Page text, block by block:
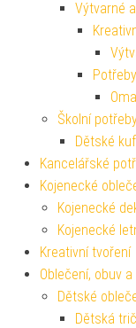
Výtvarné
Školní
Dětské
Kancelářské
Kojenecké
Kojenecké
Kojenecké
Kreativní tvoření
Oblečení, obuv
Dětské
Dětská